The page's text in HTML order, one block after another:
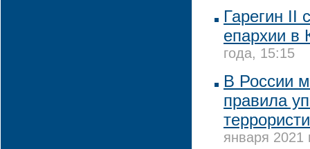
Гарегин II
епархии в
года, 15:15
В России
правила
января 2021